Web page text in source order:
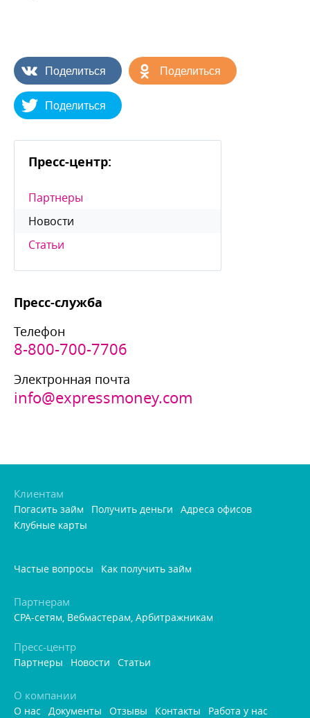
Поделиться Поделиться
Поделиться
Пресс-центр:
Партнеры
Новости
Статьи
Пресс-служба
Телефон
8-800-700-7706
Электронная почта
info@expressmoney.com
Клиентам
Погасить займ Получить деньги
Адреса офисо
Клубные карты
Частые вопросы Как получить займ
Партнерам
CPA-сетям, Вебмастерам, Арбитражникам
Пресс-центр
Партнеры Новости Статьи
О компании
О нас Документы Отзывы Контакты
Работа у нас